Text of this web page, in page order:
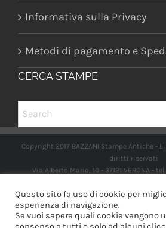
Informativa sulla Privacy
Metodi di pagamento e
CERCA STAMPE
Copyright 2017 BAZZANI Stampe Antiche -
diritti riservati
Via Alberto Mario, 10 - 37121 VERONA -
IT03989970235
Questo sito fa uso di cookie per
esperienza di navigazione.
Se vuoi sapere quali cookie vengono